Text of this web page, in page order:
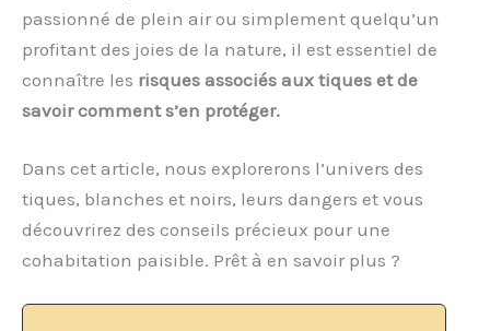
passionné de plein air ou simplement quelqu’un
profitant des joies de la nature, il est essentiel de
connaître les risques associés aux tiques et de
savoir comment s’en protéger.
Dans cet article, nous explorerons l’univers des
tiques, blanches et noirs, leurs dangers et vous
découvrirez des conseils précieux pour une
cohabitation paisible. Prêt à en savoir plus ?